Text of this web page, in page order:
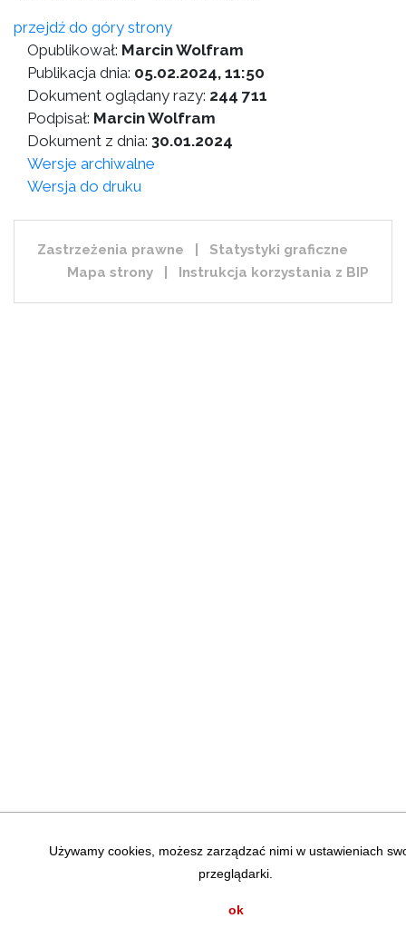
Używamy cookies, możesz zarządzać nimi w ustawieniach
przeglądarki.
ok
przejdź do góry strony
Opublikował: Marcin Wolfram
Publikacja dnia: 05.02.2024, 11:50
Dokument oglądany razy: 244 711
Podpisał: Marcin Wolfram
Dokument z dnia: 30.01.2024
Wersje archiwalne
Wersja do druku
Zastrzeżenia prawne
Statystyki graficzne
Mapa strony
Instrukcja korzystania z BIP